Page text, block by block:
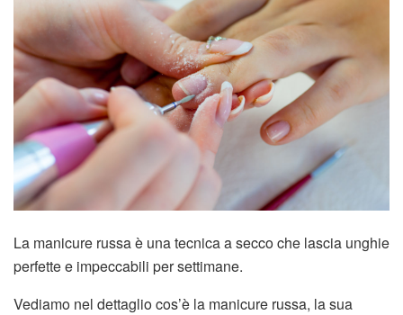
La manicure russa è una tecnica a secco che lascia unghie
perfette e impeccabili per settimane.
Vediamo nel dettaglio cos’è la manicure russa, la sua